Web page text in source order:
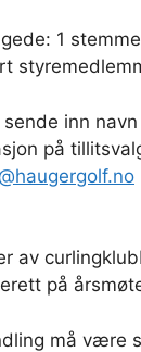
1
inn navn
på
av
på
må være